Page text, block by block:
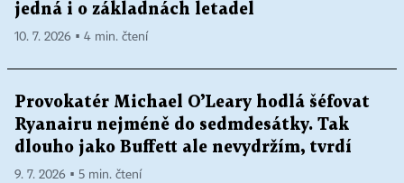
jedná i o základnách letadel
10. 7. 2026 ▪ 4 min. čtení
Provokatér Michael O’Leary hodlá šéfovat
Ryanairu nejméně do sedmdesátky. Tak
dlouho jako Buffett ale nevydržím, tvrdí
9. 7. 2026 ▪ 5 min. čtení